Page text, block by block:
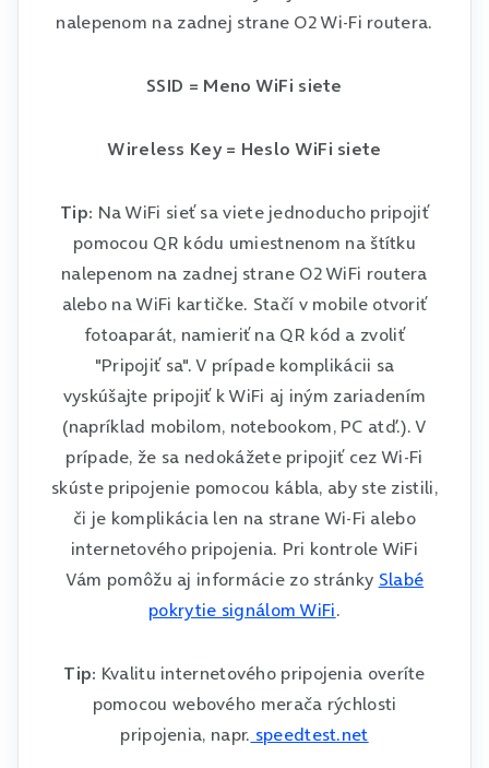
nalepenom na zadnej strane O2 Wi-Fi routera.
SSID = Meno WiFi siete
Wireless Key = Heslo WiFi siete
Tip: Na WiFi sieť sa viete jednoducho pripojiť
pomocou QR kódu umiestnenom na štítku
nalepenom na zadnej strane O2 WiFi routera
alebo na WiFi kartičke. Stačí v mobile otvoriť
fotoaparát, namieriť na QR kód a zvoliť
"Pripojiť sa". V prípade komplikácii sa
vyskúšajte pripojiť k WiFi aj iným zariadením
(napríklad mobilom, notebookom, PC atď.). V
prípade, že sa nedokážete pripojiť cez Wi-Fi
skúste pripojenie pomocou kábla, aby ste zistili,
či je komplikácia len na strane Wi-Fi alebo
internetového pripojenia. Pri kontrole WiFi
Vám pomôžu aj informácie zo stránky Slabé
pokrytie signálom WiFi.
Tip: Kvalitu internetového pripojenia overíte
pomocou webového merača rýchlosti
pripojenia, napr. speedtest.net